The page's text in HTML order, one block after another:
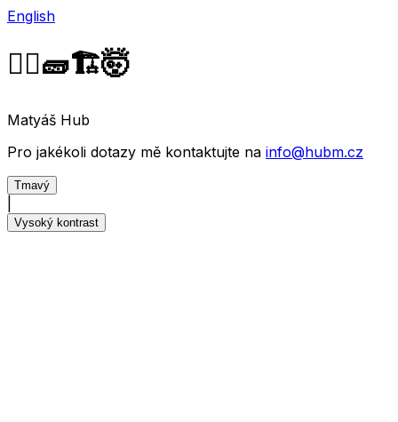
English
👷‍♂️🧱🏗️🤯
Matyáš Hub
Pro jakékoli dotazy mě kontaktujte na info@hubm.cz
Tmavý
Vysoký kontrast